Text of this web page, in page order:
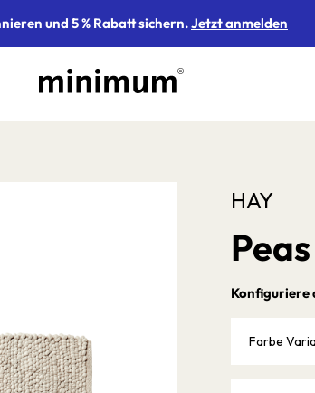
und 5 % Rabatt sichern.Jetzt anmelden
HAY
Konfiguriere
Farbe